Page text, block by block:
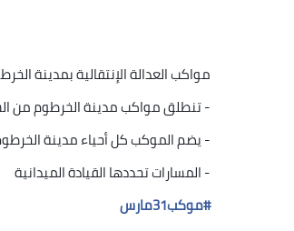
مواكب العدالة الإنتقالية بمدينة الخرطوم يوم الأحد 31 مارس 2019
-تنطلق مواكب مدينة الخرطوم من
-يضم الموكب كل أحياء مدينة
-المسارات تحددها القيادة الميدانية
#موكب31مارس